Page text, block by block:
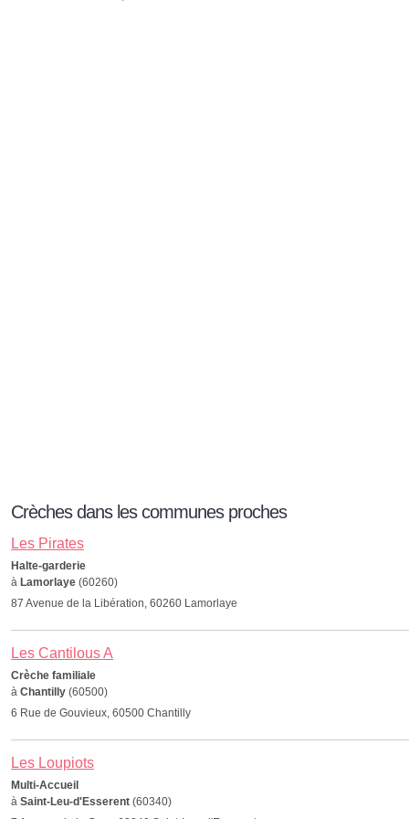
Crèches dans les communes proches
Les Pirates
Halte-garderie
à Lamorlaye (60260)
87 Avenue de la Libération, 60260 Lamorlaye
Les Cantilous A
Crèche familiale
à Chantilly (60500)
6 Rue de Gouvieux, 60500 Chantilly
Les Loupiots
Multi-Accueil
à Saint-Leu-d'Esserent (60340)